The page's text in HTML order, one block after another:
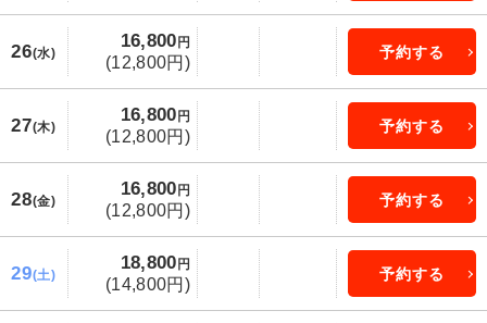
26(水)
16,800 円
(12,800円)
予約する
27(木)
16,800 円
(12,800円)
予約する
28(金)
16,800 円
(12,800円)
予約する
29(土)
18,800 円
(14,800円)
予約する